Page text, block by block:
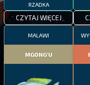
RZADKA
CZYTAJ WIĘCEJ
MALAWI
MGONG'U